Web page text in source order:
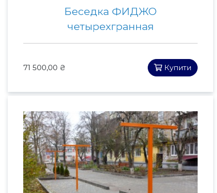
Беседка ФИДЖО
четырехгранная
71 500,00 ₴ Купити